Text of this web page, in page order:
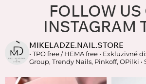
FOLLOW US
INSTAGRAM
MIKELADZE.NAIL.STORE
• TPO free / HEMA free • Exkluzivně
Group, Trendy Nails, Pinkoff, OPilki •